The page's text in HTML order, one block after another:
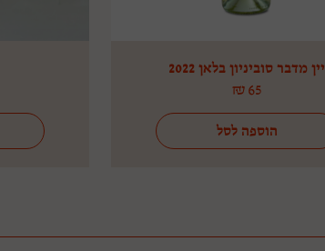
יין מדבר סוביניון בלאן 2022
₪ 65
הוספה לסל